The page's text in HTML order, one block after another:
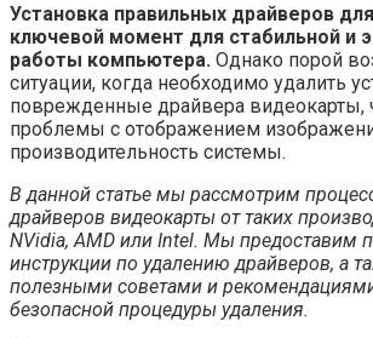
Установка правильных драйверов
ключевой момент для стабильной и
работы компьютера. Однако порой
ситуации, когда необходимо удалить
поврежденные драйвера видеокарты,
проблемы с отображением
производительность системы.
В данной статье мы рассмотрим
драйверов видеокарты от таких
NVidia, AMD или Intel. Мы предоставим
инструкции по удалению драйверов, а
полезными советами и
безопасной процедуры удаления.